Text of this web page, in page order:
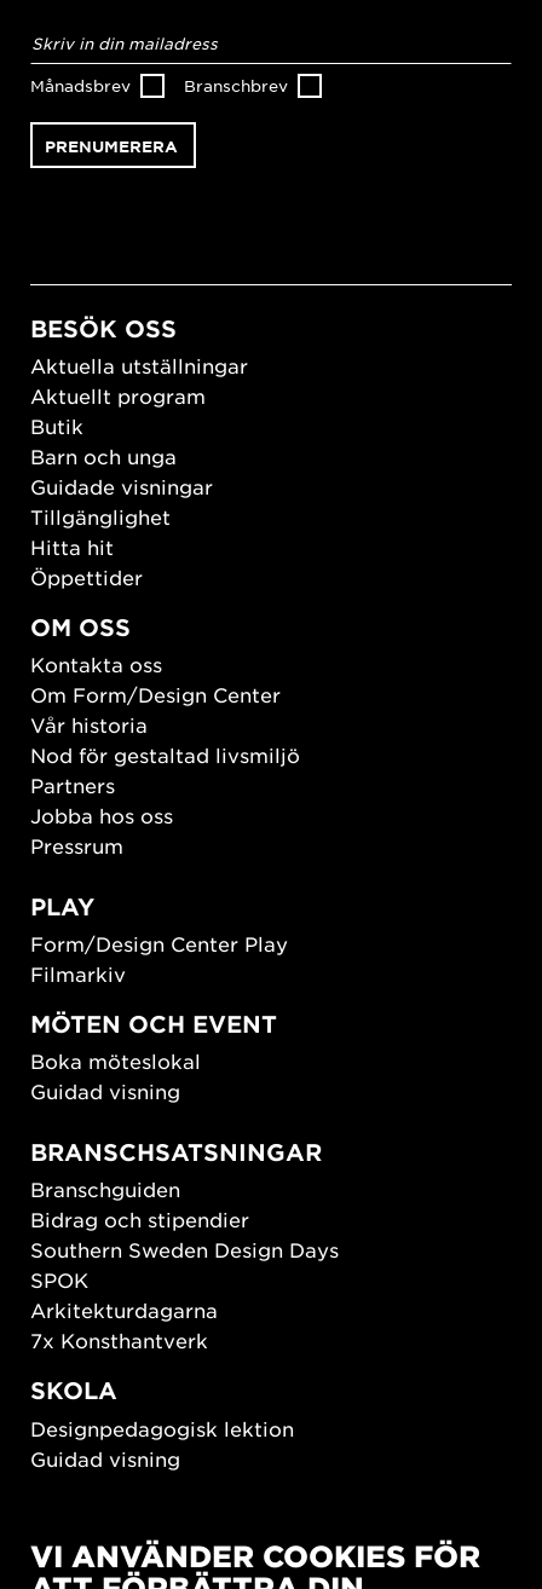
postadress*
Månadsbrev Branschbrev
BESÖK OSS
Aktuella utställningar
Aktuellt program
Butik
Barn och unga
Guidade visningar
Tillgänglighet
Hitta hit
Öppettider
OM OSS
Kontakta oss
Om Form/Design Center
Vår historia
Nod för gestaltad livsmiljö
Partners
Jobba hos oss
Pressrum
PLAY
Form/Design Center Play
Filmarkiv
MÖTEN OCH EVENT
Boka möteslokal
Guidad visning
BRANSCHSATSNINGAR
Branschguiden
Bidrag och stipendier
Southern Sweden Design Days
SPOK
Arkitekturdagarna
7x Konsthantverk
SKOLA
Designpedagogisk lektion
Guidad visning
New European Bauhaus
VI ANVÄNDER COOKIES FÖR